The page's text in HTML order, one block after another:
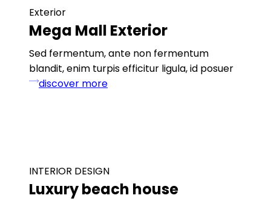
Exterior
Mega Mall Exterior
Sed fermentum, ante non fermentum
blandit, enim turpis efficitur ligula, id posuer
discover more
INTERIOR DESIGN
Luxury beach house